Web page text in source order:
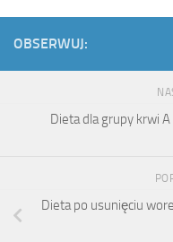
OBSERWUJ:
Dieta dla grupy krwi
Dieta po usunięciu